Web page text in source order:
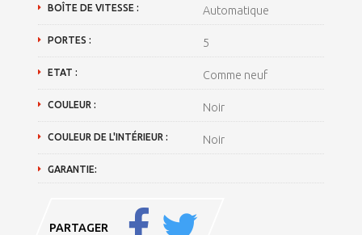
BOÎTE DE VITESSE : Automatique
PORTES : 5
ETAT : Comme neuf
COULEUR : Noir
COULEUR DE L'INTÉRIEUR : Noir
GARANTIE:
PARTAGER